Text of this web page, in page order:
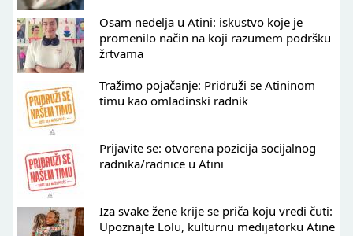
Osam nedelja u Atini: iskustvo koje je
promenilo način na koji razumem podršku
žrtvama
Tražimo pojačanje: Pridruži se Atininom
timu kao omladinski radnik
Prijavite se: otvorena pozicija socijalnog
radnika/radnice u Atini
Iza svake žene krije se priča koju vredi čuti:
Upoznajte Lolu, kulturnu medijatorku Atine